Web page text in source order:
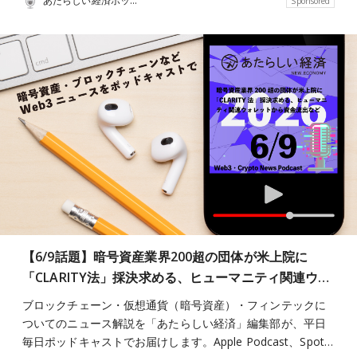
【6/9話題】暗号資産業界200超の団体が米上院に
「CLARITY法」採決求める、ヒューマニティ関連ウ…
ブロックチェーン・仮想通貨（暗号資産）・フィンテックに
ついてのニュース解説を「あたらしい経済」編集部が、平日
毎日ポッドキャストでお届けします。Apple Podcast、Spot…